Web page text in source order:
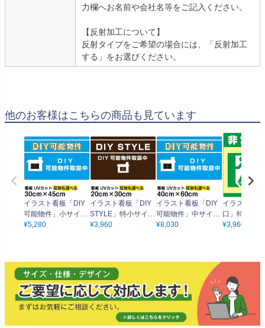
力欄へお名前や会社名等をご記入ください。
【反射加工について】
反射タイプをご希望の場合には、「反射加工
する」をお選びください。
他のお客様はこちらの商品も見ています
イラスト看板「DIY
可能物件」小サイズ
（45cm×30cm） 取
¥5,280
イラスト看板「DIY
STYLE」特小サイズ
（30cm×20cm） 取
¥3,960
イラスト看板「DIY
可能物件」中サイズ
（60cm×40cm） 取
¥8,030
イラスト看
口」特小サ
cm×20cm）
¥3,960